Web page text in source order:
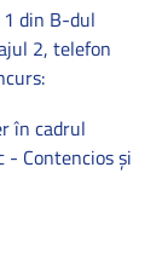
1 din B-dul
2, telefon
în cadrul
- Contencios și